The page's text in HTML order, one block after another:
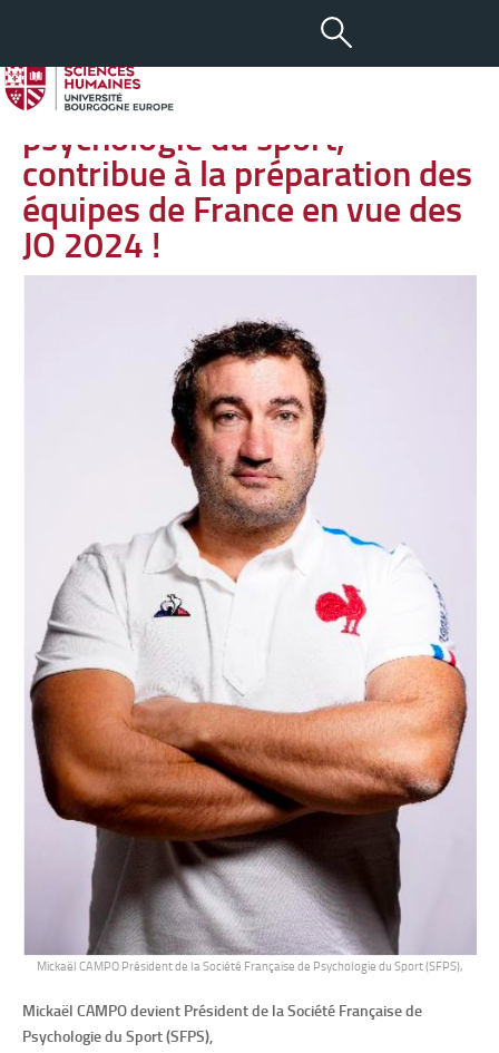
aA - +
13 OCT 2023
L’uB, place forte de la
psychologie du sport,
contribue à la préparation des
équipes de France en vue des
JO 2024 !
Mickaël CAMPO Président de la Société Française de Psychologie du Sport (SFPS),
Mickaël CAMPO devient Président de la Société Française de
Psychologie du Sport (SFPS),